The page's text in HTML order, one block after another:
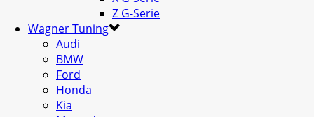
Z G-Serie
Wagner Tuning
Audi
BMW
Ford
Honda
Kia